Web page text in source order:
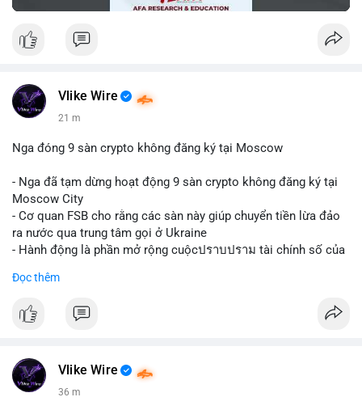
Vlike Wire
21 m
Nga đóng 9 sàn crypto không đăng ký tại Moscow
- Nga đã tạm dừng hoạt động 9 sàn crypto không đăng ký tại
Moscow City
- Cơ quan FSB cho rằng các sàn này giúp chuyển tiền lừa đảo
ra nước qua trung tâm gọi ở Ukraine
- Hành động là phần mở rộng cuộcปราบปราม tài chính số của
📰 Nguồn: Cointelegraph
Đọc thêm
Vlike Wire
36 m